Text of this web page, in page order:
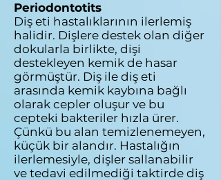
Periodontotits
Diş eti hastalıklarının ilerlemiş
halidir. Dişlere destek olan diğer
dokularla birlikte, dişi
destekleyen kemik de hasar
görmüştür. Diş ile diş eti
arasında kemik kaybına bağlı
olarak cepler oluşur ve bu
cepteki bakteriler hızla ürer.
Çünkü bu alan temizlenemeyen,
küçük bir alandır. Hastalığın
ilerlemesiyle, dişler sallanabilir
ve tedavi edilmediği taktirde diş